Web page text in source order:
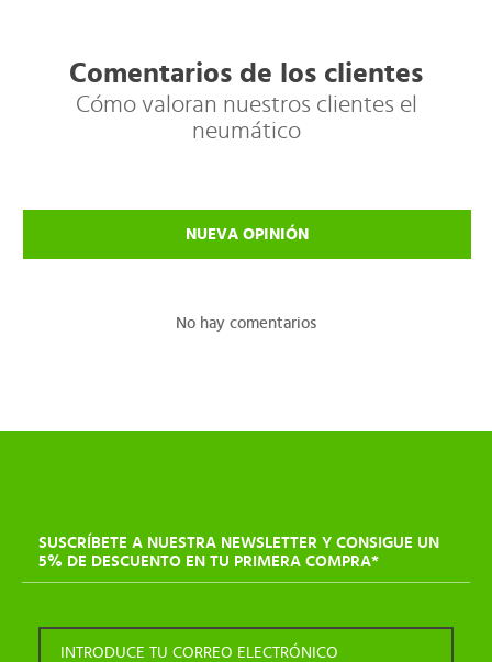
Comentarios de los clientes
Cómo valoran nuestros clientes el
neumático
NUEVA OPINIÓN
No hay comentarios
SUSCRÍBETE A NUESTRA NEWSLETTER Y CONSIGUE UN
5% DE DESCUENTO EN TU PRIMERA COMPRA*
INTRODUCE TU CORREO ELECTRÓNICO